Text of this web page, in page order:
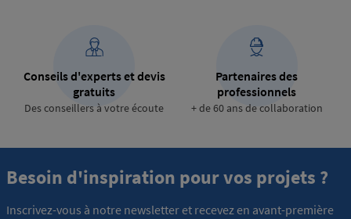
Conseils d'experts et devis
gratuits
Des conseillers à votre écoute
Partenaires des
professionnels
+ de 60 ans de collaboration
Besoin d'inspiration pour vos projets ?
Inscrivez-vous à notre newsletter et recevez en avant-première